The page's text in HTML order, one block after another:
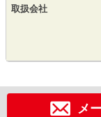
取扱会社
メ